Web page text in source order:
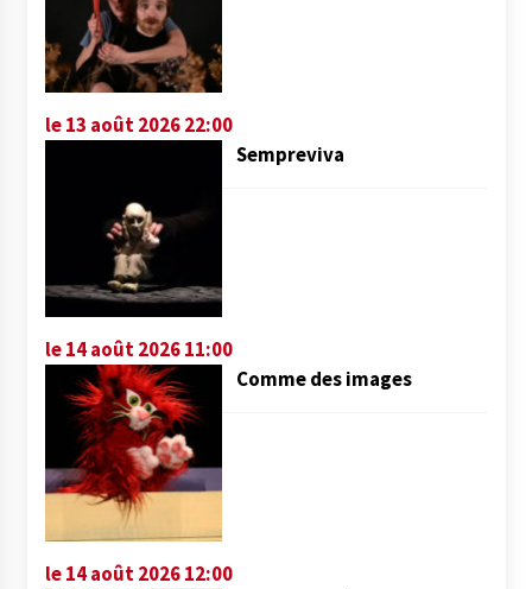
le 13 août 2026 22:00
Sempreviva
le 14 août 2026 11:00
Comme des images
le 14 août 2026 12:00